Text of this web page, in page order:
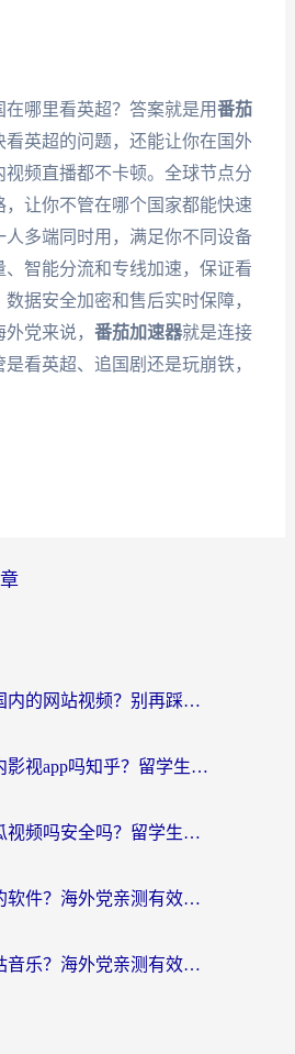
哪里看英超？答案就是用番茄
看英超的问题，还能让你在国外
频直播都不卡顿。全球节点分
让你不管在哪个国家都能快速
多端同时用，满足你不同设备
智能分流和专线加速，保证看
据安全加密和售后实时保障，
党来说， 番茄加速器就是连接
看英超、追国剧还是玩崩铁，
在国外怎么看国内的网站视频？别再踩坑！选对加速器秒回国内冲浪
国外可以看国内影视app吗知乎？留学生亲测有效的回国加速方案
海外可以看西瓜视频吗安全吗？留学生亲测：3步解决回国追剧难题，附靠谱加速器推荐
国外如何听歌的软件？海外党亲测有效的回国加速器指南
国外怎么用咪咕音乐？海外党亲测有效的听歌自由指南